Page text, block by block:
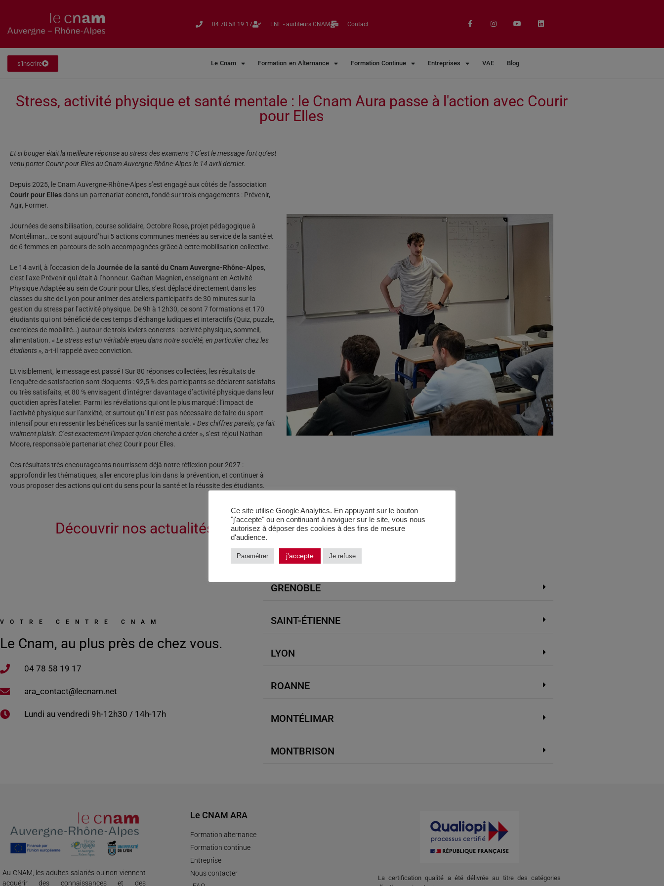
04 78 58 19 17​ ENF - auditeurs CNAM Contact
s'inscrire Le Cnam Formation en Alternance Formation Continue Entreprises VAE Blog
Stress, activité physique et santé mentale : le Cnam Aura passe à l'action avec Courir
pour Elles
Et si bouger était la meilleure réponse au stress des examens ? C’est le message fort qu’est
venu porter Courir pour Elles au Cnam Auvergne-Rhône-Alpes le 14 avril dernier.
Depuis 2025, le Cnam Auvergne-Rhône-Alpes s’est engagé aux côtés de l’association
Courir pour Ellesdans un partenariat concret, fondé sur trois engagements : Prévenir,
Agir, Former.
Journées de sensibilisation, course solidaire, Octobre Rose, projet pédagogique à
Montélimar… ce sont aujourd’hui 5 actions communes menées au service de la santé et
de 6 femmes en parcours de soin accompagnées grâce à cette mobilisation collective.
Le 14 avril, à l’occasion de la Journée de la santé du Cnam Auvergne-Rhône-Alpes,
c’est l’axe Prévenir qui était à l’honneur. Gaëtan Magnien, enseignant en Activité
Physique Adaptée au sein de Courir pour Elles, s’est déplacé directement dans les
classes du site de Lyon pour animer des ateliers participatifs de 30 minutes sur la
gestion du stress par l’activité physique. De 9h à 12h30, ce sont 7 formations et 170
étudiants qui ont bénéficié de ces temps d’échange ludiques et interactifs (Quiz, puzzle,
exercices de mobilité…) autour de trois leviers concrets : activité physique, sommeil,
alimentation. « Le stress est un véritable enjeu dans notre société, en particulier chez les
étudiants », a-t-il rappelé avec conviction.
Et visiblement, le message est passé ! Sur 80 réponses collectées, les résultats de
l’enquête de satisfaction sont éloquents : 92,5 % des participants se déclarent satisfaits
ou très satisfaits, et 80 % envisagent d’intégrer davantage d’activité physique dans leur
quotidien après l’atelier. Parmi les révélations qui ont le plus marqué : l’impact de
l’activité physique sur l’anxiété, et surtout qu’il n’est pas nécessaire de faire du sport
intensif pour en ressentir les bénéfices sur la santé mentale. « Des chiffres pareils, ça fait
vraiment plaisir. C’est exactement l’impact qu’on cherche à créer », s’est réjoui Nathan
Moore, responsable partenariat chez Courir pour Elles.
Ces résultats très encourageants nourrissent déjà notre réflexion pour 2027 :
approfondir les thématiques, aller encore plus loin dans la prévention, et continuer à
vous proposer des actions qui ont du sens pour la santé et la réussite des étudiants.
Découvrir nos actualités :
VOTRE CENTRE CNAM
Le Cnam, au plus près de chez vous.
04 78 58 19 17​
ara_contact@lecnam.net
Lundi au vendredi 9h-12h30 / 14h-17h
GRENOBLE
SAINT-ÉTIENNE
LYON
ROANNE
MONTÉLIMAR
MONTBRISON
Au CNAM, les adultes salariés ou non viennent
acquérir des connaissances et des
Le CNAM ARA
Formation alternance
Formation continue
Entreprise
Nous contacter
La certification qualité a été délivrée au titre des catégories
Ce site utilise Google Analytics. En appuyant sur le bouton
"j'accepte" ou en continuant à naviguer sur le site, vous nous
autorisez à déposer des cookies à des fins de mesure
d'audience.
Paramétrer j'accepte Je refuse